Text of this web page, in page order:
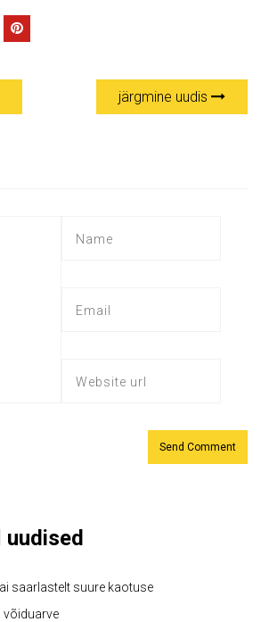
järgmine uudis
uudised
saarlastelt suure kaotuse
võiduarve